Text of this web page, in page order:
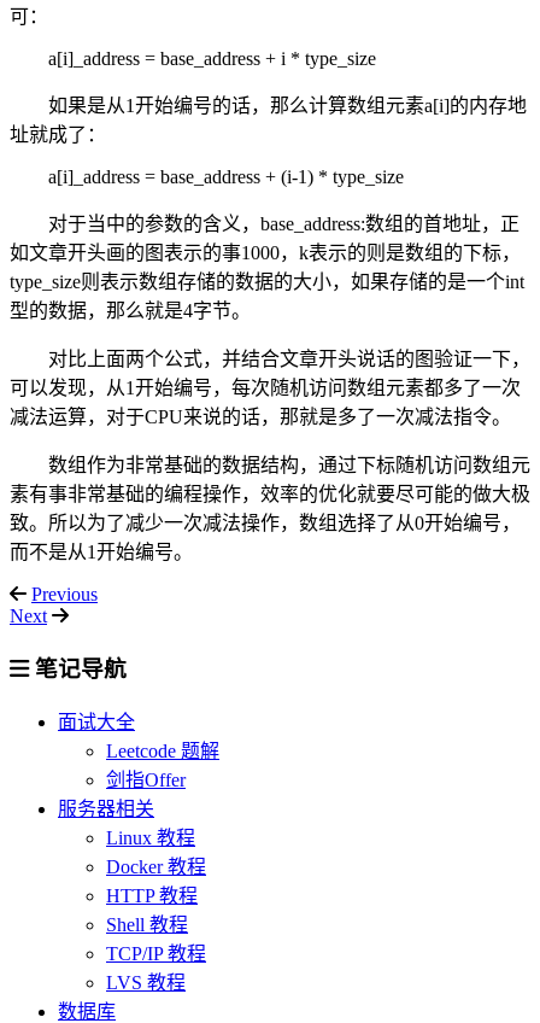
可：
a[i]_address = base_address + i * type_size
如果是从1开始编号的话，那么计算数组元素a[i]的内存地
址就成了：
a[i]_address = base_address + (i-1) * type_size
对于当中的参数的含义，base_address:数组的首地址，正
如文章开头画的图表示的事1000，k表示的则是数组的下标，
type_size则表示数组存储的数据的大小，如果存储的是一个int
型的数据，那么就是4字节。
对比上面两个公式，并结合文章开头说话的图验证一下，
可以发现，从1开始编号，每次随机访问数组元素都多了一次
减法运算，对于CPU来说的话，那就是多了一次减法指令。
数组作为非常基础的数据结构，通过下标随机访问数组元
素有事非常基础的编程操作，效率的优化就要尽可能的做大极
致。所以为了减少一次减法操作，数组选择了从0开始编号，
而不是从1开始编号。
Previous
Next
笔记导航
面试大全
Leetcode 题解
剑指Offer
服务器相关
Linux 教程
Docker 教程
HTTP 教程
Shell 教程
TCP/IP 教程
LVS 教程
数据库